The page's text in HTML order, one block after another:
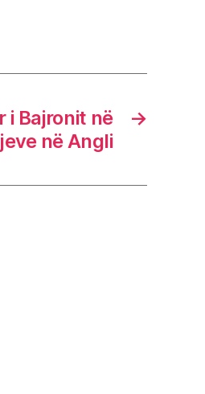
→
i Bajronit në
në Angli